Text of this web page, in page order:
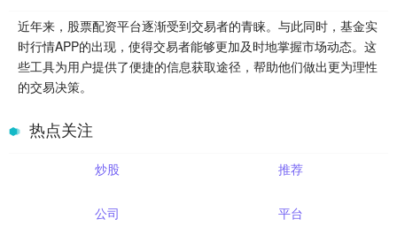
近年来，股票配资平台逐渐受到交易者的青睐。与此同时，基金实
时行情APP的出现，使得交易者能够更加及时地掌握市场动态。这
些工具为用户提供了便捷的信息获取途径，帮助他们做出更为理性
的交易决策。
热点关注
炒股 推荐
公司 平台